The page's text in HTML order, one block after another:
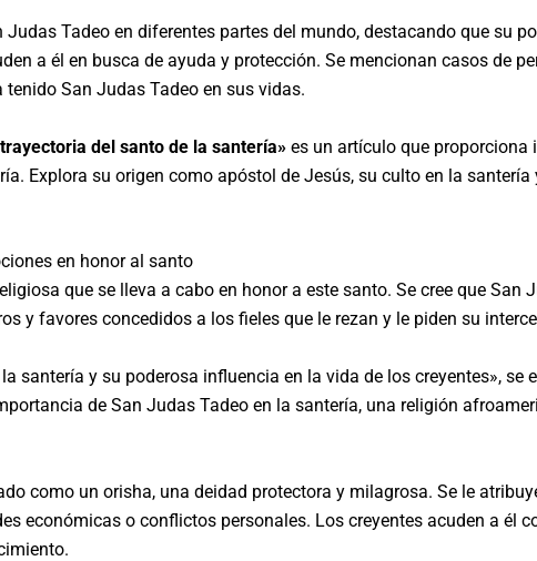
Tadeo en diferentes partes del mundo, destacando que su
a él en busca de ayuda y protección. Se mencionan casos de
San Judas Tadeo en sus vidas.
del santo de la santería» es un artículo que
Explora su origen como apóstol de Jesús, su culto en la
en honor al santo
que se lleva a cabo en honor a este santo. Se cree que San
y favores concedidos a los fieles que le rezan y le piden su
santería y su poderosa influencia en la vida de los creyentes»,
de San Judas Tadeo en la santería, una religión
como un orisha, una deidad protectora y milagrosa. Se le
económicas o conflictos personales. Los creyentes acuden a él